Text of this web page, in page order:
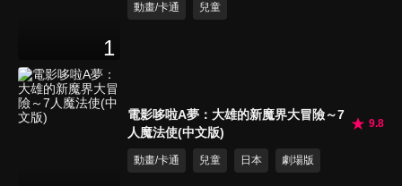
1
動畫/卡通
兒童
電影哆啦A夢：大雄的新魔界大冒險～7
人魔法使(中文版)
9.8
動畫/卡通 兒童 日本 劇場版